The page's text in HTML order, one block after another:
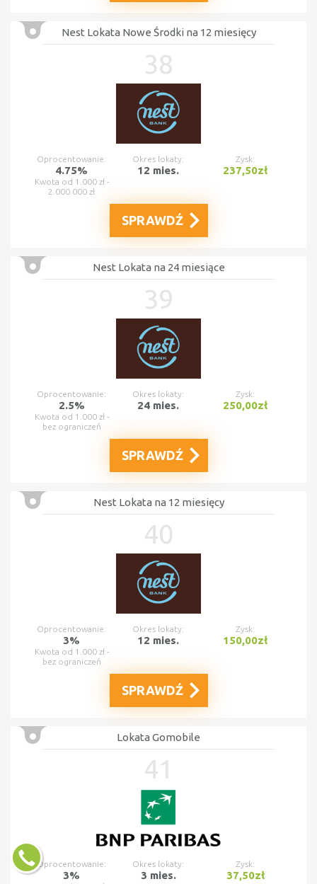
Nest Lokata Nowe Środki na 12 miesięcy
38
Oprocentowanie: Okres lokaty: Zysk:
4.75% 12 mies. 237,50zł
Kwota od 1.000 zł -
2.000.000 zł
SPRAWDŹ
Nest Lokata na 24 miesiące
39
Oprocentowanie: Okres lokaty: Zysk:
2.5% 24 mies. 250,00zł
Kwota od 1.000 zł -
bez ograniczeń
SPRAWDŹ
Nest Lokata na 12 miesięcy
40
Oprocentowanie: Okres lokaty: Zysk:
3% 12 mies. 150,00zł
Kwota od 1.000 zł -
bez ograniczeń
SPRAWDŹ
Lokata Gomobile
41
Oprocentowanie: Okres lokaty: Zysk:
3% 3 mies. 37,50zł